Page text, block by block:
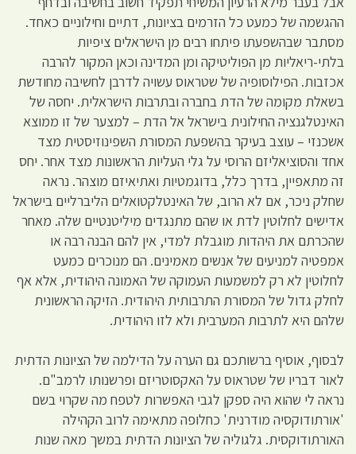
ההגשמה של כמעט כל הזרמים בציונות, דתיים וחילוניים כאחד.
מסתבר שבהשפעתו פיתחו רבים מן הישראלים ציפיות
בלתי-ריאליות מן הפוליטיקה ומן המדינה וכאן המקור להרבה
אכזבות. הפילוסופיה של שטראוס עשויה לדרבן לחשיבה מחודשת
בשאלת מקומה של הדת בחברה ובתרבות הישראלית. יחסה של
האינטלגנציה החילונית בישראל אל הדת – למצער של זו ממוצא
אשכנזי – עוצב בעיקר בהשפעת המסורת השפינוזיסטית מצד
אחד והסוציאליזם הרוסי על גלי העליות הראשונות מצד אחר. יחס
זה מתאפיין, בדרך כלל, בדוגמטיות ואתיאיזם מוצהר. נראה
שחלק ניכר, אם לא הרוב, של האינטלקטואלים הליברליים בישראל
אדישים לחלוטין לדת או שהם מתנגדים מיליטנטיים שלה. מאחר
שהכרתם את היהדות מוגבלת למדי, אין להם הבנה רבה או
אמפטיה למניעים של אנשים מאמינים. הם מנוכרים כמעט
לחלוטין לא רק למשמעות העמוקה של האמונה היהודית, אלא אף
לחלק גדול של המסורת התרבותית היהודית. הזיקה הראשונית
שלהם היא לתרבות המערבית ולא לזו היהודית.
לבסוף, אוסיף ברשותכם גם הערה על הדילמה של הציונות הדתית
לאור דבריו של שטראוס על האקסוטריזם ופרשנותו לרמב"ם.
נראה לי שהוא היה ספקן לגבי האפשרות לטפח מה שקרוי בשם
'אורתודוקסיה מודרנית' כחלופה מתאימה לרוב הקהילה
האורתודוקסית. גלגוליה של הציונות הדתית במשך מאה שנות